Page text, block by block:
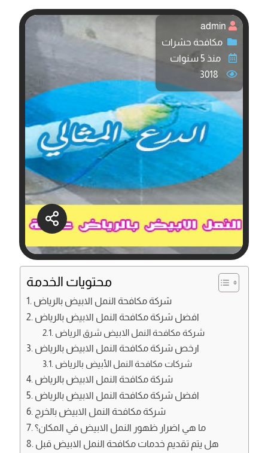
admin
مكافحة حشرات
منذ 5 سنوات
محتويات الخدمة
شركة مكافحة النمل الابيض بالرياض
افضل شركة مكافحة النمل الابيض بالرياض
شركة مكافحة النمل الابيض شرق الرياض
ارخص شركة مكافحة النمل الابيض بالرياض
شركات مكافحة النمل الأبيض بالرياض
شركة مكافحة النمل الابيض بالرياض
افضل شركة مكافحة النمل الابيض بالرياض
شركة مكافحة النمل الابيض بالخرج
ما هي اضرار ظهور النمل الابيض في المكان؟
هل يتم تقديم خدمات مكافحة النمل الابيض قبل